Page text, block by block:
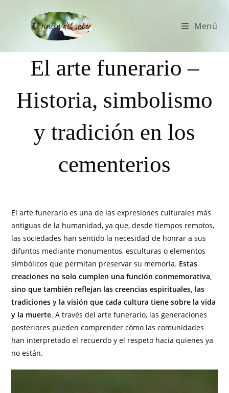
Menú
El arte funerario –
Historia, simbolismo
y tradición en los
cementerios
El arte funerario es una de las expresiones culturales más
antiguas de la humanidad, ya que, desde tiempos remotos,
las sociedades han sentido la necesidad de honrar a sus
difuntos mediante monumentos, esculturas o elementos
simbólicos que permitan preservar su memoria. Estas
creaciones no solo cumplen una función conmemorativa,
sino que también reflejan las creencias espirituales, las
tradiciones y la visión que cada cultura tiene sobre la vida
y la muerte. A través del arte funerario, las generaciones
posteriores pueden comprender cómo las comunidades
han interpretado el recuerdo y el respeto hacia quienes ya
no están.